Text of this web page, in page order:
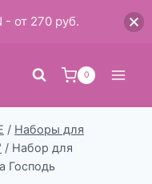
0
/ Наборы для
/ Набор для
Господь
- от 270 руб.